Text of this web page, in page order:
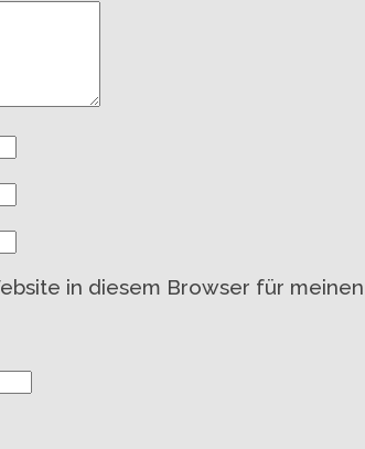
in diesem Browser für